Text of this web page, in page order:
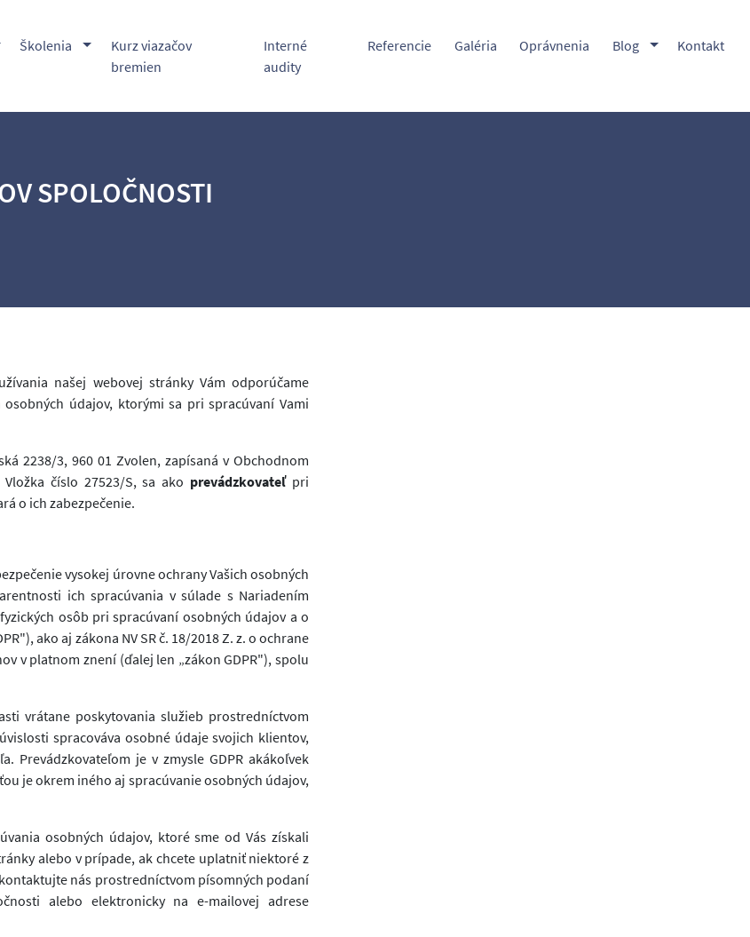
Dropdown
Školenia Toggle Dropdown
Kurz viazačov
bremien
Interné
audity
Referencie Galéria Oprávnenia Blog ToggleKontakt
SPOLOČNOSTI
našej webovej stránky Vám odporúčame
údajov, ktorými sa pri spracúvaní Vami
2238/3, 960 01 Zvolen, zapísaná v Obchodnom
číslo 27523/S, sa ako prevádzkovateľ pri
o ich zabezpečenie.
vysokej úrovne ochrany Vašich osobných
ich spracúvania v súlade s Nariadením
osôb pri spracúvaní osobných údajov a o
ako aj zákona NV SR č. 18/2018 Z. z. o ochrane
v platnom znení (ďalej len „zákon GDPR"), spolu
vrátane poskytovania služieb prostredníctvom
spracováva osobné údaje svojich klientov,
Prevádzkovateľom je v zmysle GDPR akákoľvek
je okrem iného aj spracúvanie osobných údajov,
osobných údajov, ktoré sme od Vás získali
alebo v prípade, ak chcete uplatniť niektoré z
nás prostredníctvom písomných podaní
alebo elektronicky na e-mailovej adrese